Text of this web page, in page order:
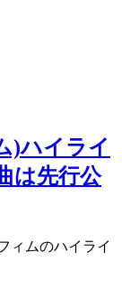
)ハイライ
は先行公
ィムのハイライ